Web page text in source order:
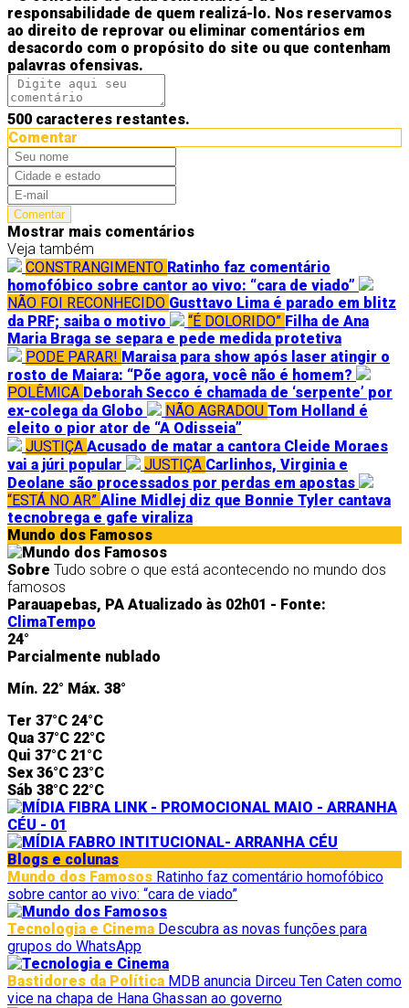
responsabilidade de quem realizá-lo. Nos reservamos
ao direito de reprovar ou eliminar comentários em
desacordo com o propósito do site ou que contenham
palavras ofensivas.
500 caracteres restantes.
Comentar
Comentar
Mostrar mais comentários
Veja também
CONSTRANGIMENTO Ratinho faz comentário
homofóbico sobre cantor ao vivo: “cara de viado”
NÃO FOI RECONHECIDO Gusttavo Lima é parado em blitz
da PRF; saiba o motivo
“É DOLORIDO” Filha de Ana
Maria Braga se separa e pede medida protetiva
PODE PARAR! Maraisa para show após laser atingir o
rosto de Maiara: “Põe agora, você não é homem?
POLÊMICA Deborah Secco é chamada de ‘serpente’ por
ex-colega da Globo
NÃO AGRADOU Tom Holland é
eleito o pior ator de “A Odisseia”
JUSTIÇA Acusado de matar a cantora Cleide Moraes
vai a júri popular
JUSTIÇA Carlinhos, Virginia e
Deolane são processados por perdas em apostas
“ESTÁ NO AR” Aline Midlej diz que Bonnie Tyler cantava
tecnobrega e gafe viraliza
Mundo dos Famosos
Sobre Tudo sobre o que está acontecendo no mundo dos
famosos
Parauapebas, PA Atualizado às 02h01 - Fonte:
ClimaTempo
24°
Parcialmente nublado
Mín. 22° Máx. 38°
Ter 37°C 24°C
Qua 37°C 22°C
Qui 37°C 21°C
Sex 36°C 23°C
Sáb 38°C 22°C
Blogs e colunas
Mundo dos Famosos Ratinho faz comentário homofóbico
sobre cantor ao vivo: “cara de viado”
Tecnologia e Cinema Descubra as novas funções para
grupos do WhatsApp
Bastidores da Política MDB anuncia Dirceu Ten Caten como
vice na chapa de Hana Ghassan ao governo